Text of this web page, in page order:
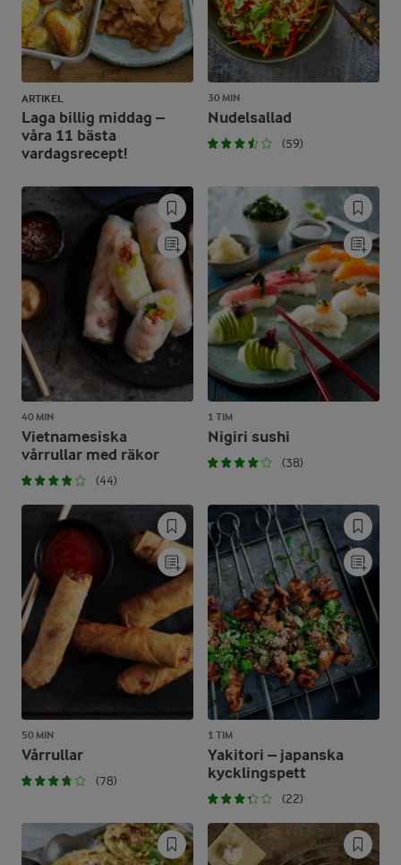
ARTIKEL
Laga billig middag –
våra 11 bästa
vardagsrecept!
30 MIN
Nudelsallad
(59)
40 MIN
Vietnamesiska
vårrullar med räkor
(44)
1 TIM
Nigiri sushi
(38)
50 MIN
Vårrullar
(78)
1 TIM
Yakitori – japanska
kycklingspett
(22)